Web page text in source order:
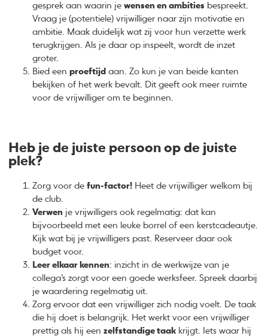
gesprek aan waarin jewensen en ambities bespreekt.
Vraag je (potentiele) vrijwilliger naar zijn motivatie en
ambitie. Maak duidelijk wat zij voor hun verzette werk
terugkrijgen. Als je daar op inspeelt, wordt de inzet
groter.
Bied eenproeftijd aan. Zo kun je van beide kanten
bekijken of het werk bevalt. Dit geeft ook meer ruimte
voor de vrijwilliger om te beginnen.
Heb je de juiste persoon op de juiste
plek?
Zorg voor defun-factor! Heet de vrijwilliger welkom bij
de club.
Verwen je vrijwilligers ook regelmatig: dat kan
bijvoorbeeld met een leuke borrel of een kerstcadeautje.
Kijk wat bij je vrijwilligers past. Reserveer daar ook
budget voor.
Leer elkaar kennen: inzicht in de werkwijze van je
collega’s zorgt voor een goede werksfeer. Spreek daarbij
je waardering regelmatig uit.
Zorg ervoor dat een vrijwilliger zich nodig voelt. De taak
die hij doet is belangrijk. Het werkt voor een vrijwilliger
prettig als hij eenzelfstandige taak krijgt. Iets waar hij